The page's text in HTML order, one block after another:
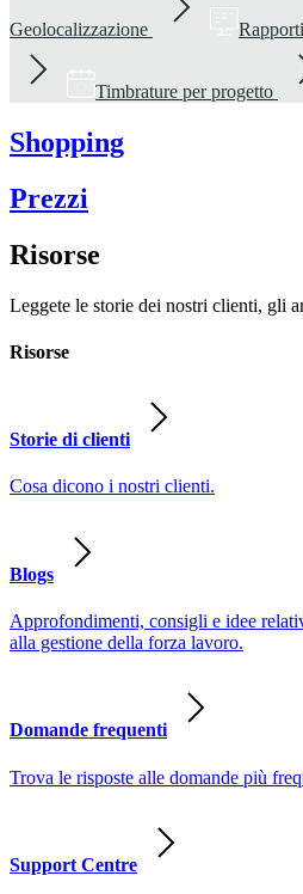
Geolocalizzazione Rapporti
Timbrature per progetto
Shopping
Prezzi
Risorse
Leggete le storie dei nostri clienti, gli
Risorse
Storie di clienti
Cosa dicono i nostri clienti.
Blogs
Approfondimenti, consigli e idee
alla gestione della forza lavoro.
Domande frequenti
Trova le risposte alle domande più
Support Centre